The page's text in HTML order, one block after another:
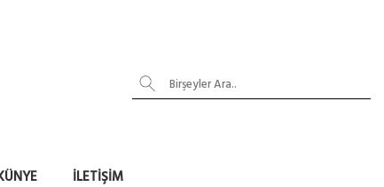
İLETIŞIM